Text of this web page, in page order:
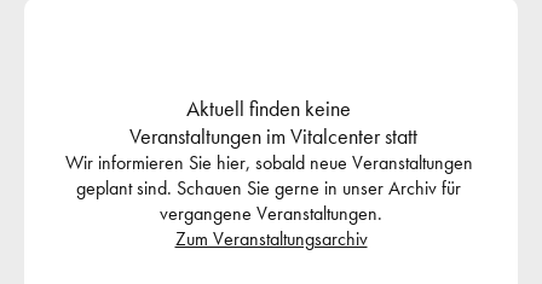
Aktuell finden keine
Veranstaltungen im Vitalcenter statt
Wir informieren Sie hier, sobald neue Veranstaltungen
geplant sind. Schauen Sie gerne in unser Archiv für
vergangene Veranstaltungen.
Zum Veranstaltungsarchiv